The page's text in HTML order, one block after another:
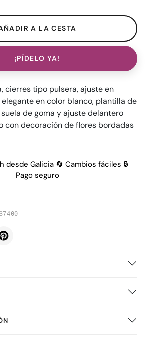
¡PÍDELO YA!
cierres tipo pulsera, ajuste en
en color blanco, plantilla de
de goma y ajuste delantero
con decoración de flores bordadas
desde Galicia 🔄 Cambios fáciles 🔒
Pago seguro